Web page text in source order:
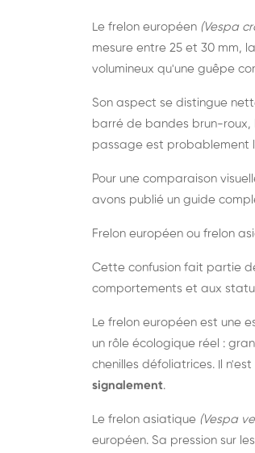
Le frelon européen (Vespa
mesure entre 25 et 30 mm,
volumineux qu'une guêpe
Son aspect se distingue
barré de bandes brun-roux,
passage est probablement
Pour une comparaison
avons publié un guide
Frelon européen ou frelon
Cette confusion fait partie
comportements et aux
Le frelon européen est une
un rôle écologique réel :
chenilles défoliatrices. Il
signalement.
Le frelon asiatique (Vespa
européen. Sa pression sur